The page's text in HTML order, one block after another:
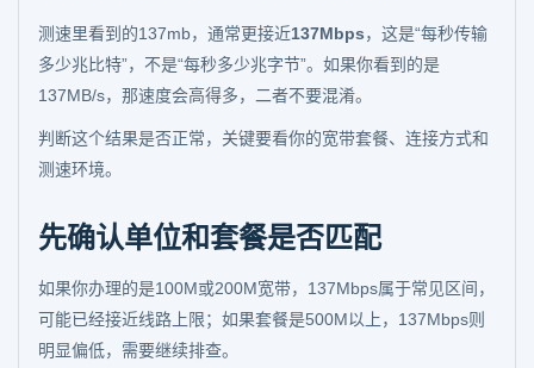
测速里看到的137mb，通常更接近137Mbps，这是“每秒传输
多少兆比特”，不是“每秒多少兆字节”。如果你看到的是
137MB/s，那速度会高得多，二者不要混淆。
判断这个结果是否正常，关键要看你的宽带套餐、连接方式和
测速环境。
先确认单位和套餐是否匹配
如果你办理的是100M或200M宽带，137Mbps属于常见区间，
可能已经接近线路上限；如果套餐是500M以上，137Mbps则
明显偏低，需要继续排查。